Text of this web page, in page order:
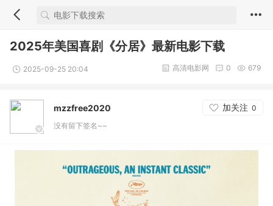
2025年美国喜剧《分居》最新电影下载
2025-09-25 20:04 679
0
高清电影网
mzzfree2020 加关注 0
没有留下签名~~